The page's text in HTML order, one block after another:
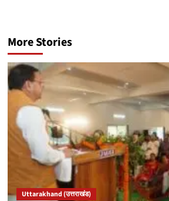
More Stories
Uttarakhand (उत्तराखंड)